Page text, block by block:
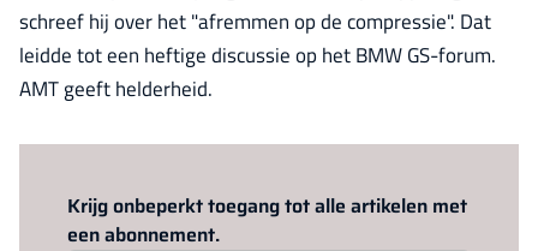
schreef hij over het "afremmen op de compressie". Dat
leidde tot een heftige discussie op het BMW GS-forum.
AMT geeft helderheid.
Krijg onbeperkt toegang tot alle artikelen met
een abonnement.